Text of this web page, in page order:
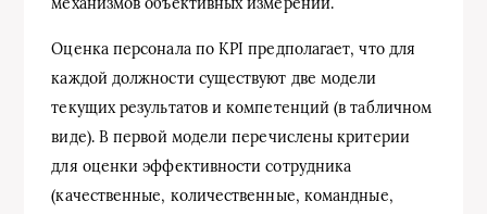
Оценка персонала по KPI предполагает, что для
каждой должности существуют две модели
текущих результатов и компетенций (в табличном
виде). В первой модели перечислены критерии
для оценки эффективности сотрудника
(качественные, количественные, командные,